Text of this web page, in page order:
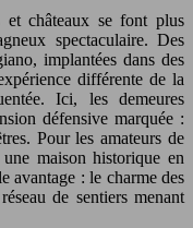
châteaux se font plus
spectaculaire. Des
implantées dans des
différente de la
Ici, les demeures
défensive marquée :
Pour les amateurs de
maison historique en
avantage : le charme des
de sentiers menant